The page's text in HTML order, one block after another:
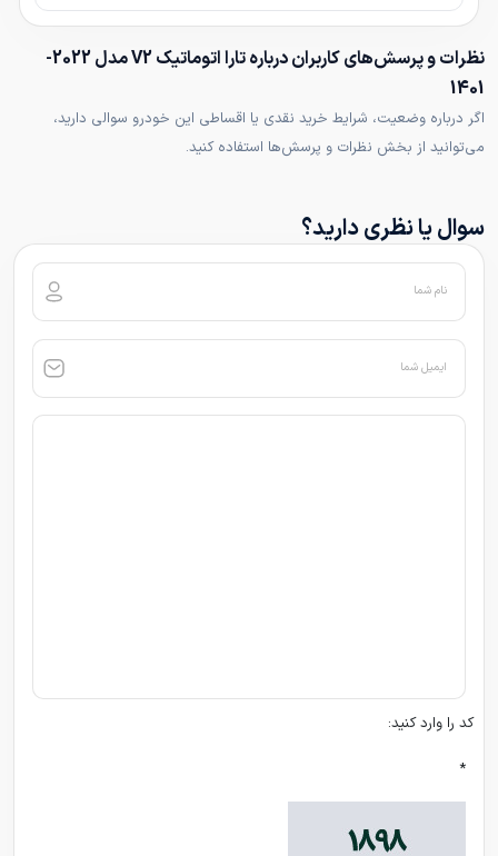
نظرات و پرسش‌های کاربران درباره تارا اتوماتیک V2 مدل 2022-
1401
اگر درباره وضعیت، شرایط خرید نقدی یا اقساطی این خودرو سوالی دارید،
می‌توانید از بخش نظرات و پرسش‌ها استفاده کنید.
سوال یا نظری دارید؟
نام شما
ایمیل شما
کد را وارد کنید:
*